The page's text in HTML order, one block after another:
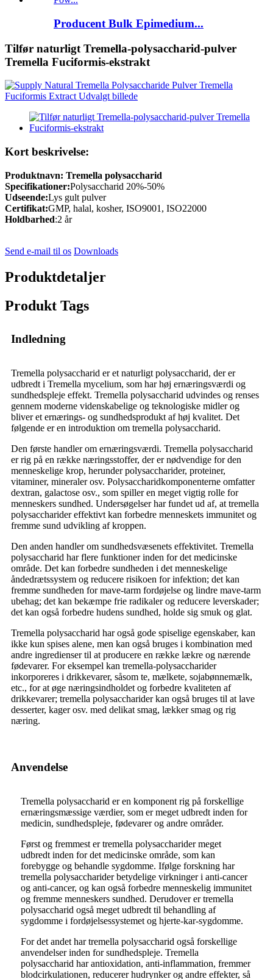
Producent Bulk Epimedium...
Tilfør naturligt Tremella-polysaccharid-pulver
Tremella Fuciformis-ekstrakt
Kort beskrivelse:
Produktnavn: Tremella polysaccharid
Specifikationer:Polysaccharid 20%-50%
Udseende:Lys gult pulver
Certifikat:GMP, halal, kosher, ISO9001, ISO22000
Holdbarhed:2 år
Send e-mail til os Downloads
Produktdetaljer
Produkt Tags
Indledning
Tremella polysaccharid er et naturligt polysaccharid, der er
udbredt i Tremella mycelium, som har høj ernæringsværdi og
sundhedspleje effekt. Tremella polysaccharid udvindes og renses
gennem moderne videnskabelige og teknologiske midler og
bliver et ernærings- og sundhedsprodukt af høj kvalitet. Det
følgende er en introduktion om tremella polysaccharid.
Den første handler om ernæringsværdi. Tremella polysaccharid
er rig på en række næringsstoffer, der er nødvendige for den
menneskelige krop, herunder polysaccharider, proteiner,
vitaminer, mineraler osv. Polysaccharidkomponenterne omfatter
dextran, galactose osv., som spiller en meget vigtig rolle for
menneskers sundhed. Undersøgelser har fundet ud af, at tremella
polysaccharider effektivt kan forbedre menneskets immunitet og
fremme sund udvikling af kroppen.
Den anden handler om sundhedsvæsenets effektivitet. Tremella
polysaccharid har flere funktioner inden for det medicinske
område. Det kan forbedre sundheden i det menneskelige
åndedrætssystem og reducere risikoen for infektion; det kan
fremme sundheden for mave-tarm fordøjelse og lindre mave-tarm
ubehag; det kan bekæmpe frie radikaler og reducere leverskader;
det kan også forbedre hudens sundhed, holde sig smuk og glat.
Tremella polysaccharid har også gode spiselige egenskaber, kan
ikke kun spises alene, men kan også bruges i kombination med
andre ingredienser til at producere en række lækre og nærende
fødevarer. For eksempel kan tremella-polysaccharider
inkorporeres i drikkevarer, såsom te, mælkete, sojabønnemælk,
etc., for at øge næringsindholdet og forbedre kvaliteten af ​​
drikkevarer; tremella polysaccharider kan også bruges til at lave
desserter, kager osv. med delikat smag, lækker smag og rig
næring.
Anvendelse
Tremella polysaccharid er en komponent rig på forskellige
ernæringsmæssige værdier, som er meget udbredt inden for
medicin, sundhedspleje, fødevarer og andre områder.
Først og fremmest er tremella polysaccharider meget
udbredt inden for det medicinske område, som kan
forebygge og behandle sygdomme. Ifølge forskning har
tremella polysaccharider betydelige virkninger i anti-cancer
og anti-cancer, og kan også forbedre menneskelig immunitet
og fremme menneskers sundhed. Derudover er tremella
polysaccharid også meget udbredt til behandling af
sygdomme i fordøjelsessystemet og hjerte-kar-sygdomme.
For det andet har tremella polysaccharid også forskellige
anvendelser inden for sundhedspleje. Tremella
polysaccharid har antioxidation, anti-inflammation, fremmer
blodcirkulationen, reducerer hudrynker og andre effekter, så